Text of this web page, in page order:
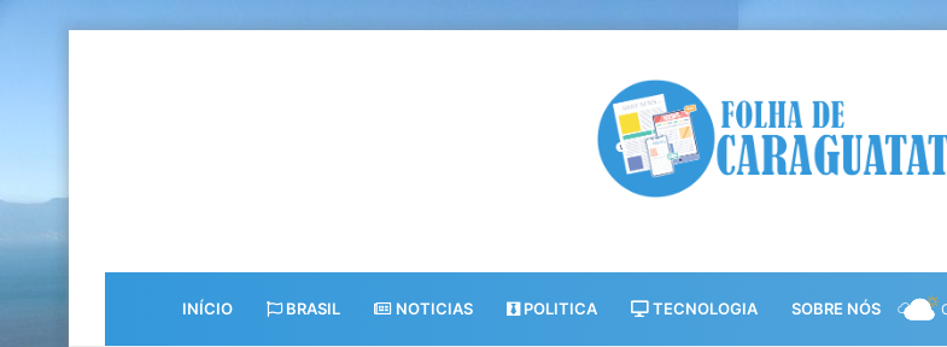
INÍCIO BRASIL NOTICIAS POLITICA TECNOLOGIA SOBRE NÓS